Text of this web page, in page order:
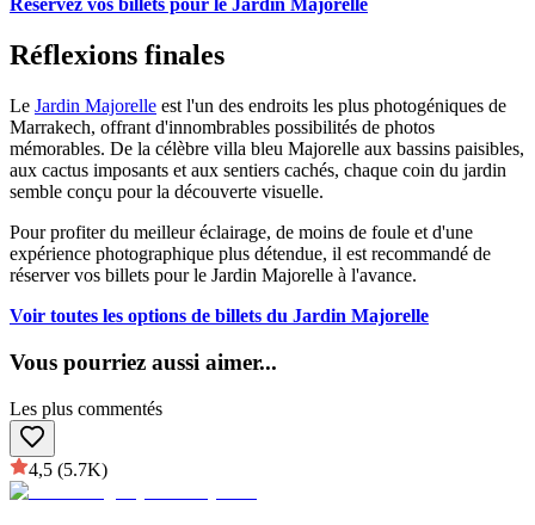
Réservez vos billets pour le Jardin Majorelle
Réflexions finales
Le Jardin Majorelle est l'un des endroits les plus photogéniques de
Marrakech, offrant d'innombrables possibilités de photos
mémorables. De la célèbre villa bleu Majorelle aux bassins paisibles,
aux cactus imposants et aux sentiers cachés, chaque coin du jardin
semble conçu pour la découverte visuelle.
Pour profiter du meilleur éclairage, de moins de foule et d'une
expérience photographique plus détendue, il est recommandé de
réserver vos billets pour le Jardin Majorelle à l'avance.
Voir toutes les options de billets du Jardin Majorelle
Vous pourriez aussi aimer...
Les plus commentés
4,5 (5.7K)